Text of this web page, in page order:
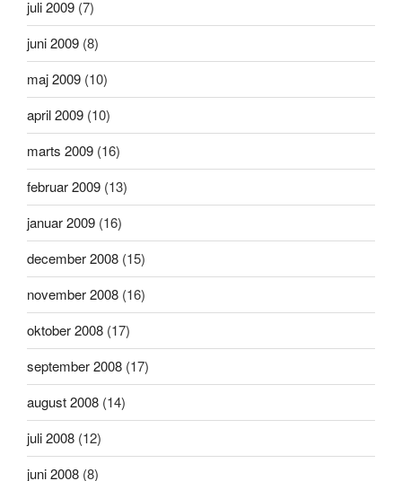
juli 2009 (7)
juni 2009 (8)
maj 2009 (10)
april 2009 (10)
marts 2009 (16)
februar 2009 (13)
januar 2009 (16)
december 2008 (15)
november 2008 (16)
oktober 2008 (17)
september 2008 (17)
august 2008 (14)
juli 2008 (12)
juni 2008 (8)